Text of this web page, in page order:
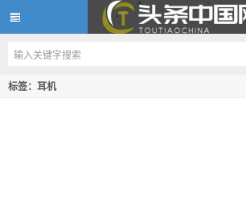
头条中国网
标签：耳机